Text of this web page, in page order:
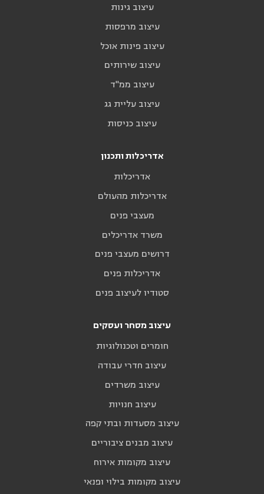
עיצוב גינות
עיצוב מרפסות
עיצוב פינות אוכל
עיצוב שירותים
עיצוב ממ"ד
עיצוב עליית גג
עיצוב כניסות
אדריכלות ותכנון
אדריכלות
אדריכלות מהעולם
מעצבי פנים
משרד אדריכלים
דרושים מעצבי פנים
אדריכלות פנים
סטודיו לעיצוב פנים
עיצוב מסחר ועסקים
חומרים וטכנולוגיות
עיצוב חדרי עבודה
עיצוב משרדים
עיצוב חנויות
עיצוב מסעדות ובתי קפה
עיצוב מבנים ציבוריים
עיצוב מקומות אירוח
עיצוב מקומות בילוי ופנאי